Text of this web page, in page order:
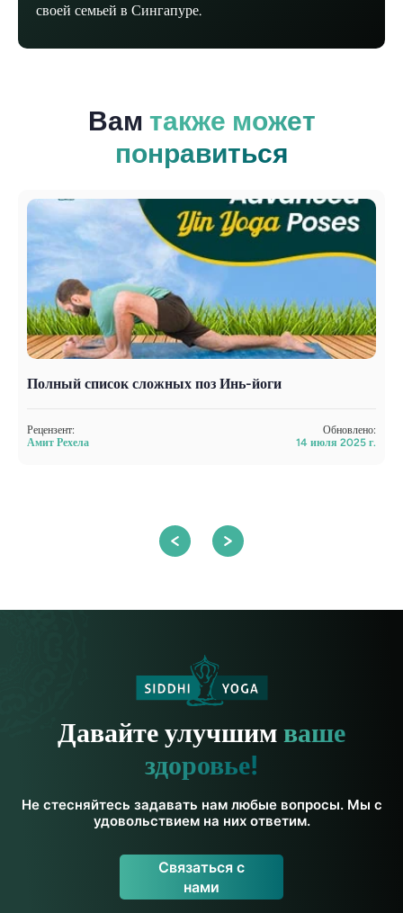
своей семьей в Сингапуре.
Вам также может
понравиться
Полный список сложных поз Инь-йоги
Рецензент:
Амит Рехела
Обновлено:
14 июля 2025 г.
Давайте улучшимваше
здоровье!
Не стесняйтесь задавать нам любые вопросы. Мы с
удовольствием на них ответим.
Связаться с
нами